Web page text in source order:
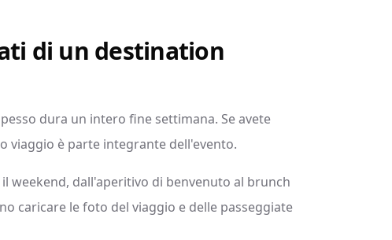
di un destination
dura un intero fine settimana. Se avete
viaggio è parte integrante dell'evento.
weekend, dall'aperitivo di benvenuto al brunch
caricare le foto del viaggio e delle passeggiate